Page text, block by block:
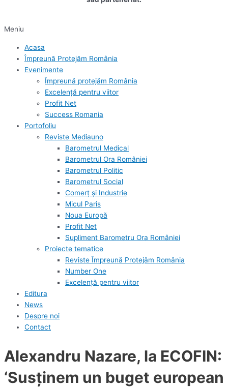
Meniu
Acasa
Împreună Protejăm România
Evenimente
Împreună protejăm România
Excelență pentru viitor
Profit Net
Success Romania
Portofoliu
Reviste Mediauno
Barometrul Medical
Barometrul Ora României
Barometrul Politic
Barometrul Social
Comerț și Industrie
Micul Paris
Noua Europă
Profit Net
Supliment Barometru Ora României
Proiecte tematice
Reviste Împreună Protejăm România
Number One
Excelență pentru viitor
Editura
News
Despre noi
Contact
Alexandru Nazare, la ECOFIN:
‘Susţinem un buget european